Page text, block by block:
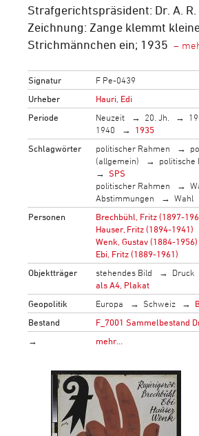
Strafgerichtspräsident: Dr. A. R.
Zeichnung: Zange klemmt
Strichmännchen ein; 1935
Signatur
F Pe-0439
Urheber
Hauri, Edi
Periode
Neuzeit 20. Jh.
1940
1935
Schlagwörter
politischer Rahmen
(allgemein)
politische
SPS
politischer Rahmen
Abstimmungen
Wahl
Personen
Brechbühl, Fritz (1897-
Hauser, Fritz (1894-1941)
Wenk, Gustav (1884-1956)
Ebi, Fritz (1889-1961)
Objektträger
stehendes Bild Druck
als A4, Plakat
Geopolitik
Europa Schweiz
Bestand
F_7001 Sammelbestand
→
mehr…